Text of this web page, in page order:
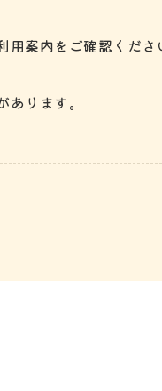
案内をご確認くださ
ります。